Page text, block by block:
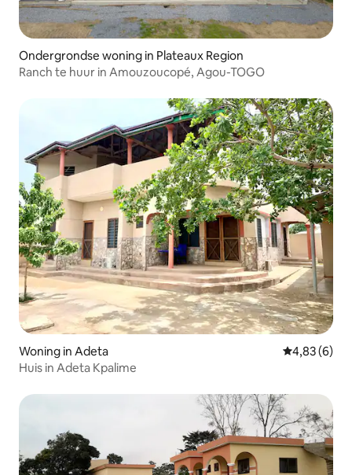
Ondergrondse woning in Plateaux Region
Ranch te huur in Amouzoucopé, Agou-TOGO
Woning in Adeta Gemiddelde
4,83 (6)
Huis in Adeta Kpalime